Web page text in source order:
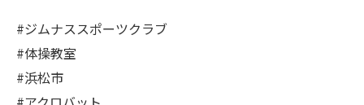
#ジムナススポーツクラブ
#体操教室
#浜松市